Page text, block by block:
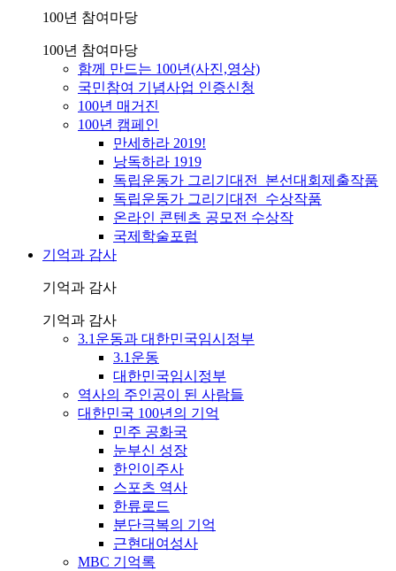
100년 참여마당
100년 참여마당
함께 만드는 100년(사진,영상)
국민참여 기념사업 인증신청
100년 매거진
100년 캠페인
만세하라 2019!
낭독하라 1919
독립운동가 그리기대전_본선대회제출작품
독립운동가 그리기대전_수상작품
온라인 콘텐츠 공모전 수상작
국제학술포럼
기억과 감사
기억과 감사
기억과 감사
3.1운동과 대한민국임시정부
3.1운동
대한민국임시정부
역사의 주인공이 된 사람들
대한민국 100년의 기억
민주 공화국
눈부신 성장
한인이주사
스포츠 역사
한류로드
분단극복의 기억
근현대여성사
MBC 기억록